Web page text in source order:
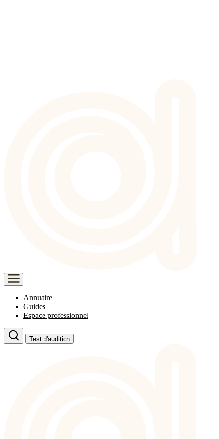
Annuaire
Guides
Espace professionnel
Test d'audition